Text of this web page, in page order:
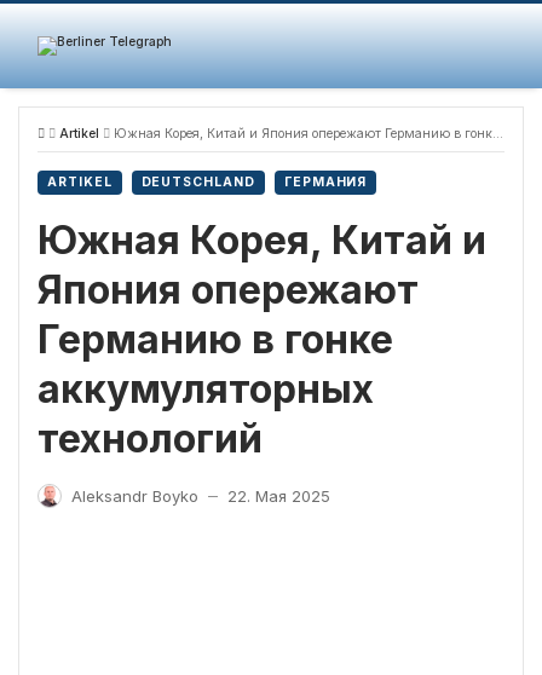
Skip
content
Artikel Южная Корея, Китай и Япония опережают Германию в гонке аккумуляторных технологий
ARTIKEL DEUTSCHLAND ГЕРМАНИЯ
Южная Корея, Китай и
Япония опережают
Германию в гонке
аккумуляторных
технологий
Aleksandr Boyko — 22. Мая 2025